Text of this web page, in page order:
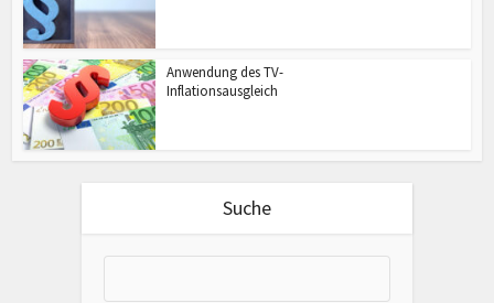
Anwendung des TV-
Inflationsausgleich
Suche